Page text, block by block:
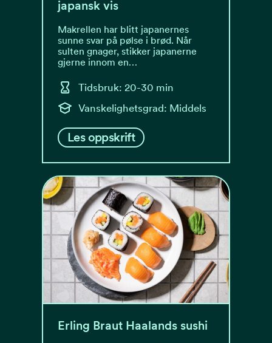
japansk vis
Makrellen har blitt japanernes
sunne svar på pølse i brød. Når
sulten gnager, stikker japanerne
gjerne innom en…
Tidsbruk: 20-30 min
Vanskelighetsgrad: Middels
Les oppskrift
Erling Braut Haalands sushi